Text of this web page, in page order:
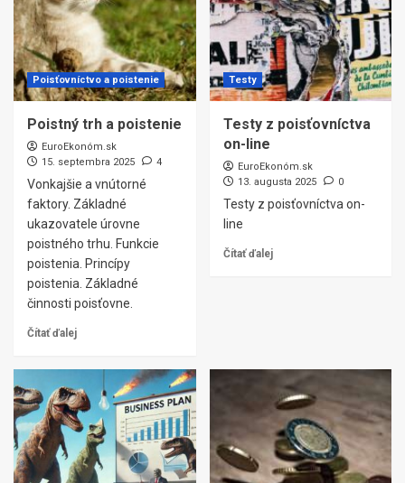
Poisťovníctvo a poistenie
Poistný trh a poistenie
EuroEkonóm.sk
15. septembra 2025
4
Vonkajšie a vnútorné
faktory. Základné
ukazovatele úrovne
poistného trhu. Funkcie
poistenia. Princípy
poistenia. Základné
činnosti poisťovne.
Čítať ďalej
Testy
Testy z poisťovníctva
on-line
EuroEkonóm.sk
13. augusta 2025
0
Testy z poisťovníctva on-
line
Čítať ďalej